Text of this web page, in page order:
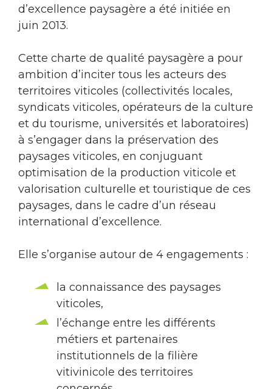
d’excellence paysagère a été initiée en
juin 2013.
Cette charte de qualité paysagère a pour
ambition d’inciter tous les acteurs des
territoires viticoles (collectivités locales,
syndicats viticoles, opérateurs de la culture
et du tourisme, universités et laboratoires)
à s’engager dans la préservation des
paysages viticoles, en conjuguant
optimisation de la production viticole et
valorisation culturelle et touristique de ces
paysages, dans le cadre d’un réseau
international d’excellence.
Elle s’organise autour de 4 engagements :
la connaissance des paysages
viticoles,
l’échange entre les différents
métiers et partenaires
institutionnels de la filière
vitivinicole des territoires